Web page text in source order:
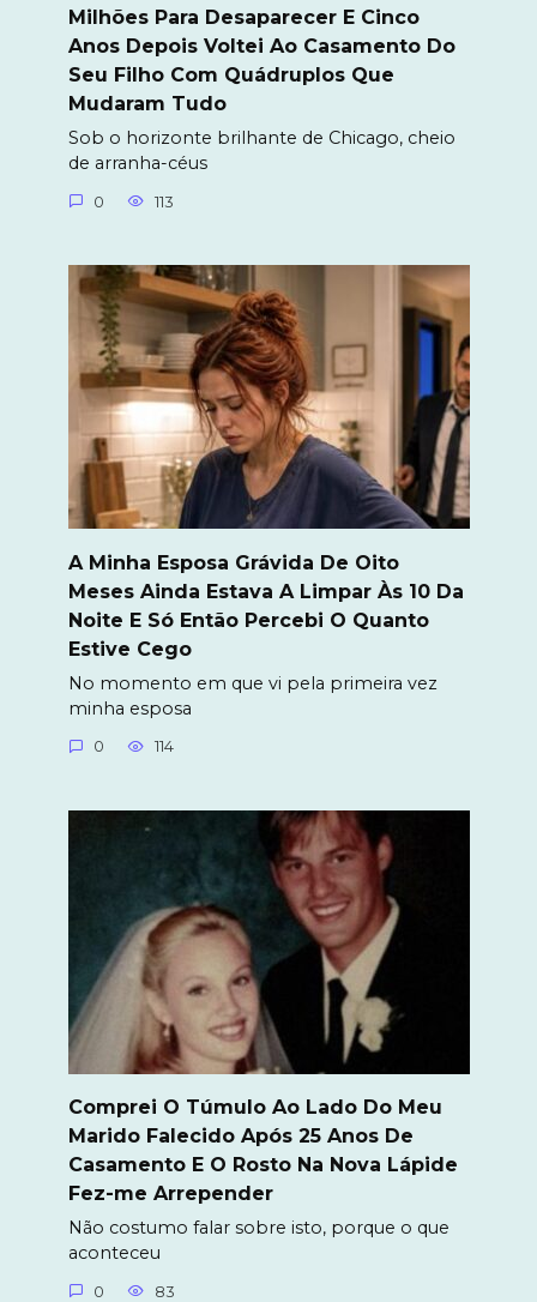
Milhões Para Desaparecer E Cinco
Anos Depois Voltei Ao Casamento Do
Seu Filho Com Quádruplos Que
Mudaram Tudo
Sob o horizonte brilhante de Chicago, cheio
de arranha-céus
0 113
A Minha Esposa Grávida De Oito
Meses Ainda Estava A Limpar Às 10 Da
Noite E Só Então Percebi O Quanto
Estive Cego
No momento em que vi pela primeira vez
minha esposa
0 114
Comprei O Túmulo Ao Lado Do Meu
Marido Falecido Após 25 Anos De
Casamento E O Rosto Na Nova Lápide
Fez-me Arrepender
Não costumo falar sobre isto, porque o que
aconteceu
0 83